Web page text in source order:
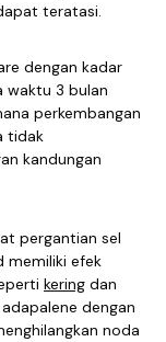
teratasi.
dengan kadar
waktu 3 bulan
perkembangan
tidak
kandungan
pergantian sel
memiliki efek
kering dan
dengan
noda